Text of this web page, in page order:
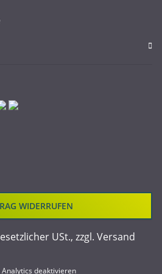
WIDERRUFEN
USt., zzgl. Versand
Analytics deaktivieren